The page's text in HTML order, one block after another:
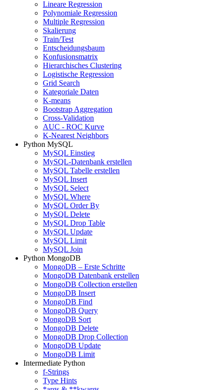
Lineare Regression
Polynomiale Regression
Multiple Regression
Skalierung
Train/Test
Entscheidungsbaum
Konfusionsmatrix
Hierarchisches Clustering
Logistische Regression
Grid Search
Kategoriale Daten
K-means
Bootstrap Aggregation
Cross-Validation
AUC - ROC Kurve
K-Nearest Neighbors
Python MySQL
MySQL Einstieg
MySQL-Datenbank erstellen
MySQL Tabelle erstellen
MySQL Insert
MySQL Select
MySQL Where
MySQL Order By
MySQL Delete
MySQL Drop Table
MySQL Update
MySQL Limit
MySQL Join
Python MongoDB
MongoDB – Erste Schritte
MongoDB Datenbank erstellen
MongoDB Collection erstellen
MongoDB Insert
MongoDB Find
MongoDB Query
MongoDB Sort
MongoDB Delete
MongoDB Drop Collection
MongoDB Update
MongoDB Limit
Intermediate Python
f-Strings
Type Hints